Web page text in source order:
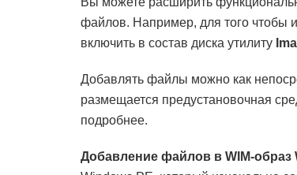
файлов. Например, для того чтобы
включить в состав диска утилиту
Добавлять файлы можно как
размещается предустановочная
подробнее.
Добавление файлов в WIM-образ